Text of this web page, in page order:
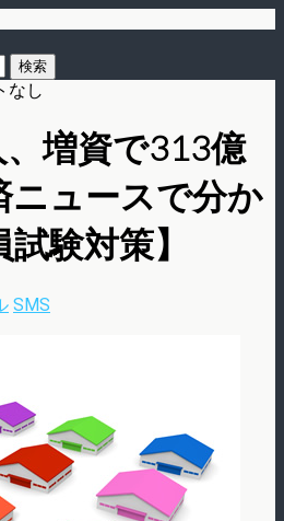
なし
、増資で313億
ニュースで分か
験対策】
SMS